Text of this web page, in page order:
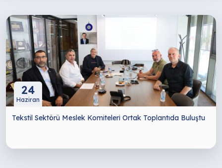
24
Haziran
Tekstil Sektörü Meslek Komiteleri Ortak Toplantıda Buluştu